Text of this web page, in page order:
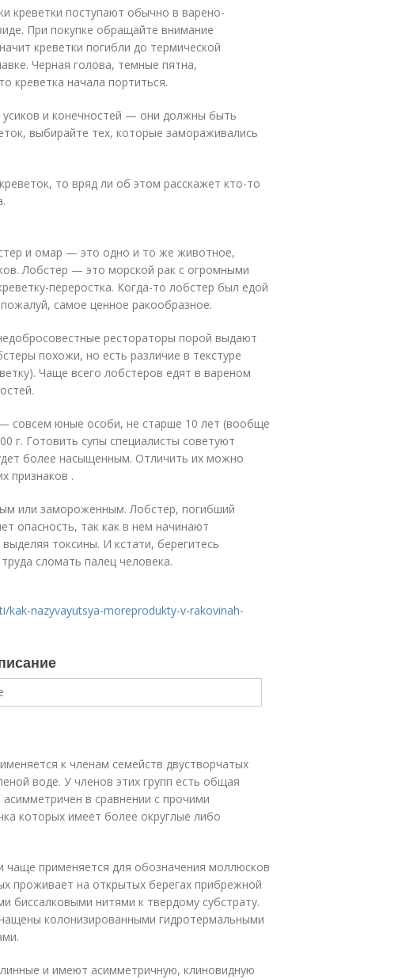
креветки поступают обычно в варено-
При покупке обращайте внимание
креветки погибли до термической
Черная голова, темные пятна,
креветка начала портиться.
усиков и конечностей — они должны быть
выбирайте тех, которые замораживались
то вряд ли об этом расскажет кто-то
и омар — это одно и то же животное,
Лобстер — это морской рак с огромными
переростка. Когда-то лобстер был едой
самое ценное ракообразное.
рестораторы порой выдают
похожи, но есть различие в текстуре
Чаще всего лобстеров едят в вареном
совсем юные особи, не старше 10 лет (вообще
г. Готовить супы специалисты советуют
более насыщенным. Отличить их можно
признаков .
или замороженным. Лобстер, погибший
опасность, так как в нем начинают
токсины. И кстати, берегитесь
сломать палец человека.
nazyvayutsya-moreprodukty-v-rakovinah-
к членам семейств двустворчатых
воде. У членов этих групп есть общая
в сравнении с прочими
которых имеет более округлые либо
применяется для обозначения моллюсков
проживает на открытых берегах прибрежной
биссалковыми нитями к твердому субстрату.
колонизированными гидротермальными
и имеют асимметричную, клиновидную